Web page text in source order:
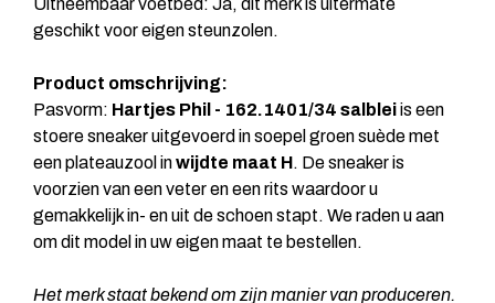
geschikt voor eigen steunzolen.
Product omschrijving:
Pasvorm: Hartjes Phil - 162.1401/34 salbleiis een
stoere sneaker uitgevoerd in soepel groen suède met
een plateauzool inwijdte maat H. De sneaker is
voorzien van een veter en een rits waardoor u
gemakkelijk in- en uit de schoen stapt. We raden u aan
om dit model in uw eigen maat te bestellen.
Het merk staat bekend om zijn manier van produceren.